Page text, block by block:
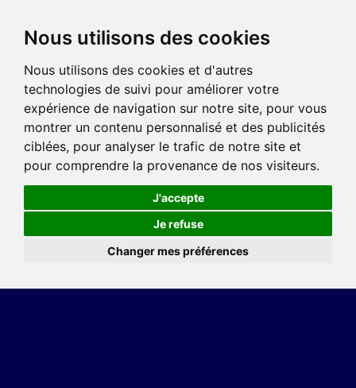
Nous utilisons des cookies
Nous utilisons des cookies et d'autres
technologies de suivi pour améliorer votre
expérience de navigation sur notre site, pour vous
montrer un contenu personnalisé et des publicités
ciblées, pour analyser le trafic de notre site et
pour comprendre la provenance de nos visiteurs.
J'accepte
Je refuse
Changer mes préférences